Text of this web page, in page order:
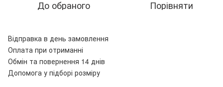
До обраного Порівняти
Відправка в день замовлення
Оплата при отриманні
Обмін та повернення 14 днів
Допомога у підборі розміру